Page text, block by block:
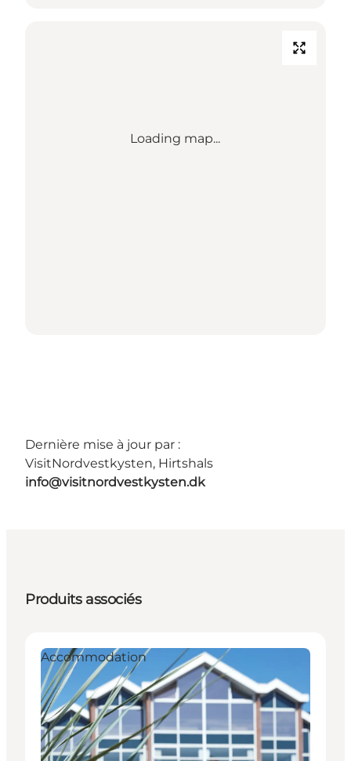
Loading map...
Dernière mise à jour par :
VisitNordvestkysten, Hirtshals
info@visitnordvestkysten.dk
Produits associés
Accommodation